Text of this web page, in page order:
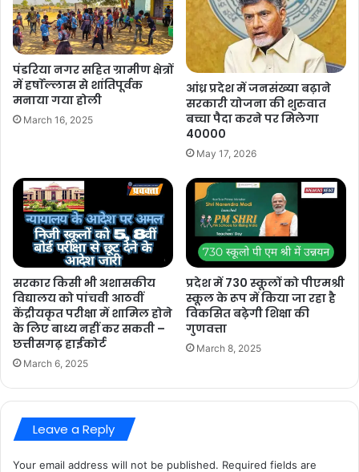
पंडरिया नगर सहित ग्रामीण क्षेत्रों
में हर्षाेल्लास से शांतिपूर्वक
मनाया गया होली
March 16, 2025
आंध्र प्रदेश में जनसंख्या बढ़ाने
सरकारी योजना की शुरुवात
बच्चा पैदा करने पर मिलेगा
40000
May 17, 2026
सरकार किसी भी अशासकीय
विद्यालय को पांचवी आठवीं
केंद्रीयकृत परीक्षा में शामिल होने
के लिए बाध्य नहीं कर सकती –
छत्तीसगढ़ हाईकोर्ट
March 6, 2025
प्रदेश में 730 स्कूलों को पीएमश्री
स्कूल के रूप में किया जा रहा है
विकसित बढ़ेगी शिक्षा की
गुणवत्ता
March 8, 2025
Leave a Reply
Your email address will not be published. Required fields are